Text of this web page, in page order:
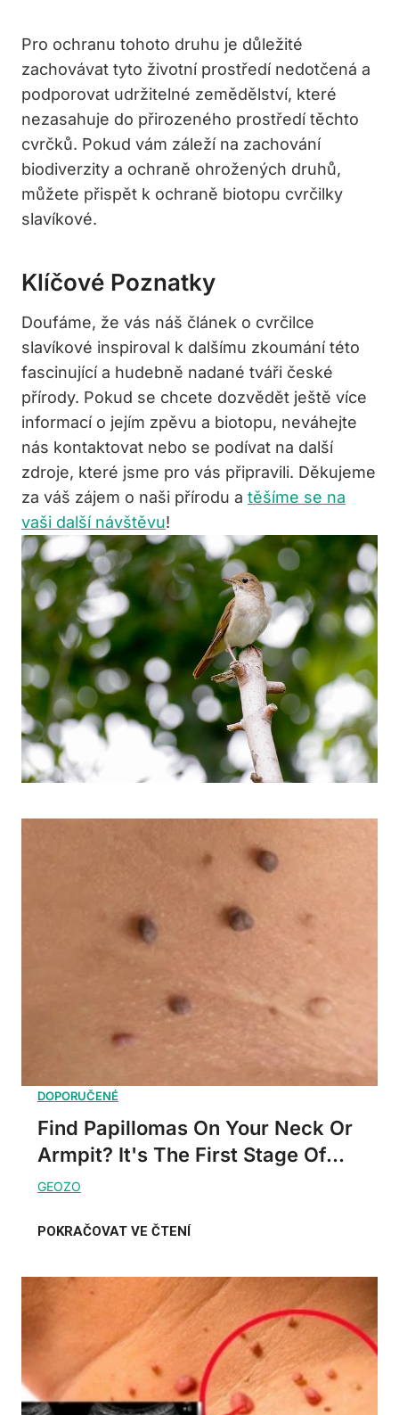
Pro ochranu tohoto druhu je důležité
zachovávat tyto životní prostředí nedotčená a
podporovat udržitelné zemědělství, které
nezasahuje do přirozeného prostředí těchto
cvrčků. Pokud vám záleží na zachování
biodiverzity a ochraně ohrožených druhů,
můžete přispět k ochraně biotopu cvrčilky
slavíkové.
Klíčové Poznatky
Doufáme, že vás náš článek o cvrčilce
slavíkové inspiroval k dalšímu zkoumání této
fascinující a hudebně nadané tváři české
přírody. Pokud se chcete dozvědět ještě více
informací o jejím zpěvu a biotopu, neváhejte
nás kontaktovat nebo se podívat na další
zdroje, které jsme pro vás připravili. Děkujeme
za váš zájem o naši přírodu a těšíme se na
vaši další návštěvu!
Find Papillomas On Your Neck Or
Armpit? It's The First Stage Of...